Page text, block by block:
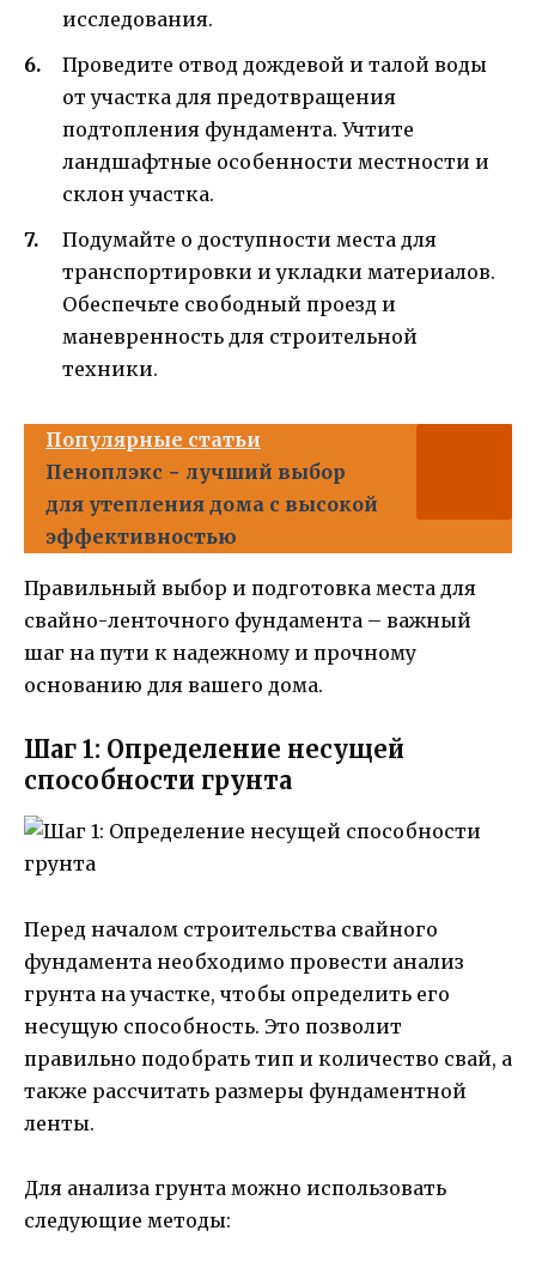
исследования.
Проведите отвод дождевой и талой воды
от участка для предотвращения
подтопления фундамента. Учтите
ландшафтные особенности местности и
склон участка.
Подумайте о доступности места для
транспортировки и укладки материалов.
Обеспечьте свободный проезд и
маневренность для строительной
техники.
Популярные статьи
Пеноплэкс − лучший выбор
для утепления дома с высокой
эффективностью
Правильный выбор и подготовка места для
свайно-ленточного фундамента – важный
шаг на пути к надежному и прочному
основанию для вашего дома.
Шаг 1: Определение несущей
способности грунта
Перед началом строительства свайного
фундамента необходимо провести анализ
грунта на участке, чтобы определить его
несущую способность. Это позволит
правильно подобрать тип и количество свай, а
также рассчитать размеры фундаментной
ленты.
Для анализа грунта можно использовать
следующие методы: